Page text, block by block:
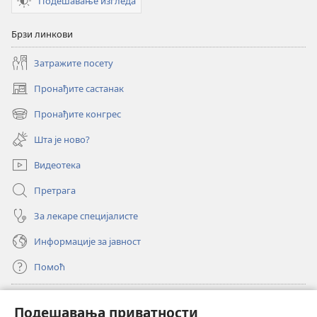
Подешавања приватности
Брзи линкови
Затражите посету
Пронађите састанак
(отвара
нови
прозор)
Пронађите конгрес
(отвара
нови
прозор)
Шта је ново?
Видеотека
Претрага
За лекаре специјалисте
Информације за јавност
Помоћ
(отвара